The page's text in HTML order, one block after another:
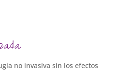
no invasiva sin los efectos